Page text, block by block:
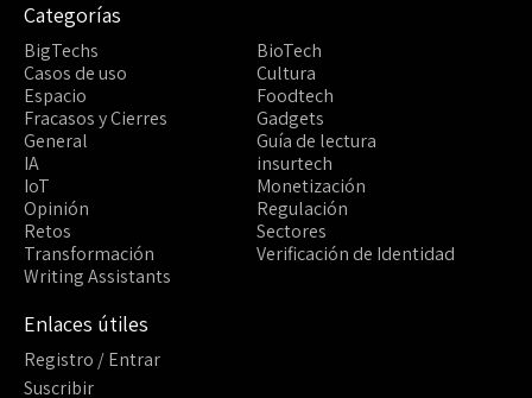
Categorías
BigTechs
BioTech
Casos de uso
Cultura
Espacio
Foodtech
Fracasos y Cierres
Gadgets
General
Guía de lectura
IA
insurtech
IoT
Monetización
Opinión
Regulación
Retos
Sectores
Transformación
Verificación de Identidad
Writing Assistants
Enlaces útiles
Registro / Entrar
Suscribir